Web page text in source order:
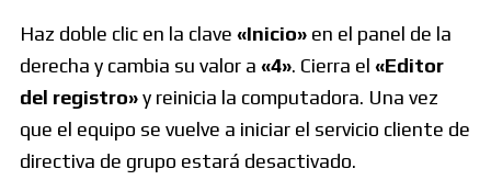
Haz doble clic en la clave «Inicio» en el panel de la
derecha y cambia su valor a «4». Cierra el «Editor
del registro»y reinicia la computadora. Una vez
que el equipo se vuelve a iniciar el servicio cliente de
directiva de grupo estará desactivado.